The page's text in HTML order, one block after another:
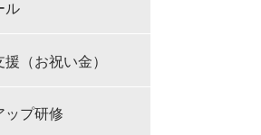
ル
（お祝い金）
ップ研修